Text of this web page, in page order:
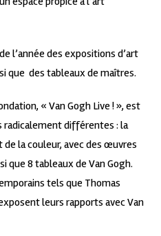
l’année des expositions d’art
que des tableaux de maîtres.
« Van Gogh Live ! », est
radicalement différentes : la
la couleur, avec des œuvres
que 8 tableaux de Van Gogh.
tels que Thomas
leurs rapports avec Van